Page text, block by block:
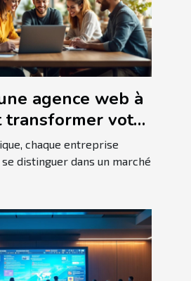
agence web à
transformer votre
chaque entreprise
distinguer dans un marché